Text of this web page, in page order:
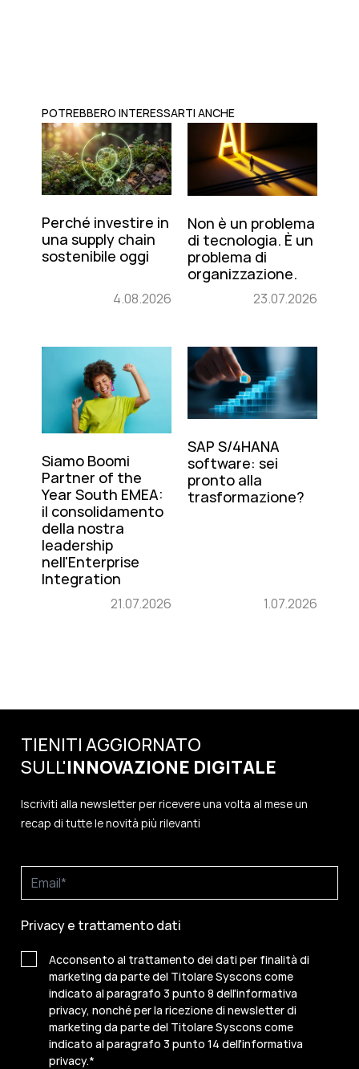
POTREBBERO INTERESSARTI ANCHE
Perché investire in
una supply chain
sostenibile oggi
4.08.2026
Non è un problema
di tecnologia. È un
problema di
organizzazione.
23.07.2026
Siamo Boomi
Partner of the
Year South EMEA:
il consolidamento
della nostra
leadership
nell'Enterprise
Integration
21.07.2026
SAP S/4HANA
software: sei
pronto alla
trasformazione?
1.07.2026
TIENITI AGGIORNATO
SULL'INNOVAZIONE DIGITALE
Iscriviti alla newsletter per ricevere una volta al mese un
recap di tutte le novità più rilevanti
Privacy e trattamento dati
Acconsento al trattamento dei dati per finalità di
marketing da parte del Titolare Syscons come
indicato al paragrafo 3 punto 8 dell'informativa
privacy, nonché per la ricezione di newsletter di
marketing da parte del Titolare Syscons come
indicato al paragrafo 3 punto 14 dell'informativa
privacy.*